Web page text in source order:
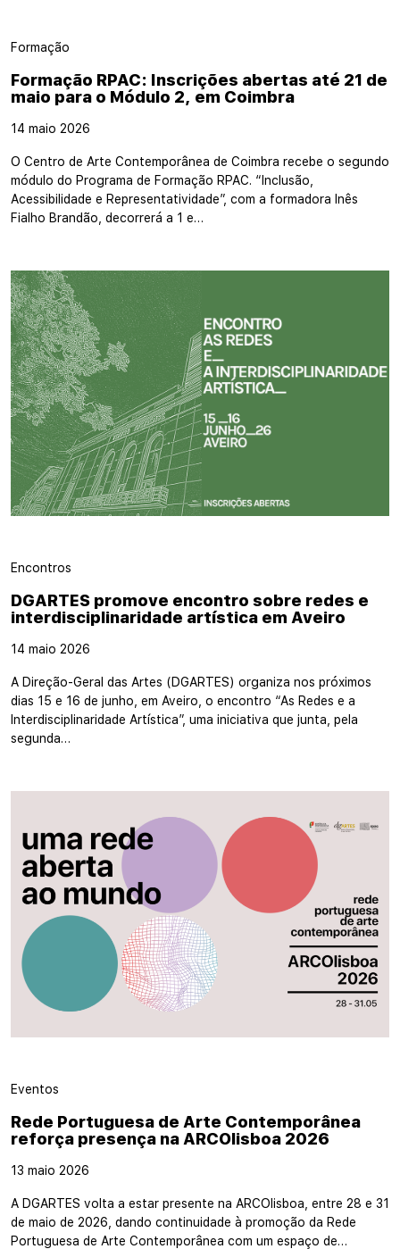
Formação
Formação RPAC: Inscrições abertas até 21 de
maio para o Módulo 2, em Coimbra
14 maio 2026
O Centro de Arte Contemporânea de Coimbra recebe o segundo
módulo do Programa de Formação RPAC. “Inclusão,
Acessibilidade e Representatividade”, com a formadora Inês
Fialho Brandão, decorrerá a 1 e…
Encontros
DGARTES promove encontro sobre redes e
interdisciplinaridade artística em Aveiro
14 maio 2026
A Direção-Geral das Artes (DGARTES) organiza nos próximos
dias 15 e 16 de junho, em Aveiro, o encontro “As Redes e a
Interdisciplinaridade Artística”, uma iniciativa que junta, pela
segunda…
Eventos
Rede Portuguesa de Arte Contemporânea
reforça presença na ARCOlisboa 2026
13 maio 2026
A DGARTES volta a estar presente na ARCOlisboa, entre 28 e 31
de maio de 2026, dando continuidade à promoção da Rede
Portuguesa de Arte Contemporânea com um espaço de…